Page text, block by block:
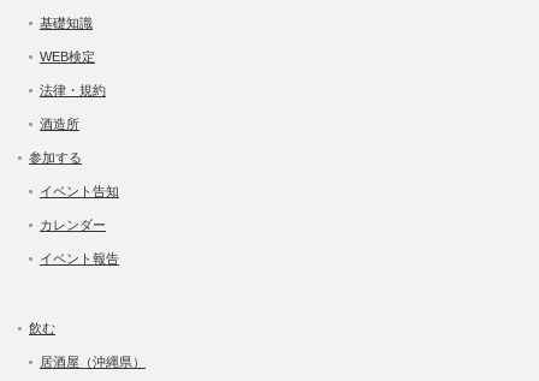
基礎知識
WEB検定
法律・規約
酒造所
参加する
イベント告知
カレンダー
イベント報告
飲む
居酒屋（沖縄県）